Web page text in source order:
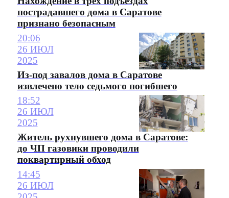
пострадавшего дома в Саратове
признано безопасным
20:06
26 ИЮЛ
2025
Из-под завалов дома в Саратове
извлечено тело седьмого погибшего
18:52
26 ИЮЛ
2025
Житель рухнувшего дома в Саратове:
до ЧП газовики проводили
поквартирный обход
14:45
26 ИЮЛ